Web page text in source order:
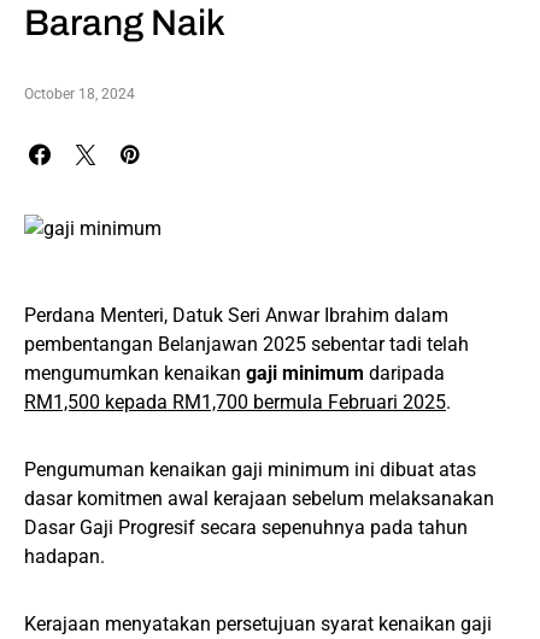
Barang Naik
October 18, 2024
Perdana Menteri, Datuk Seri Anwar Ibrahim dalam
pembentangan Belanjawan 2025 sebentar tadi telah
mengumumkan kenaikan gaji minimum daripada
RM1,500 kepada RM1,700 bermula Februari 2025.
Pengumuman kenaikan gaji minimum ini dibuat atas
dasar komitmen awal kerajaan sebelum melaksanakan
Dasar Gaji Progresif secara sepenuhnya pada tahun
hadapan.
Kerajaan menyatakan persetujuan syarat kenaikan gaji